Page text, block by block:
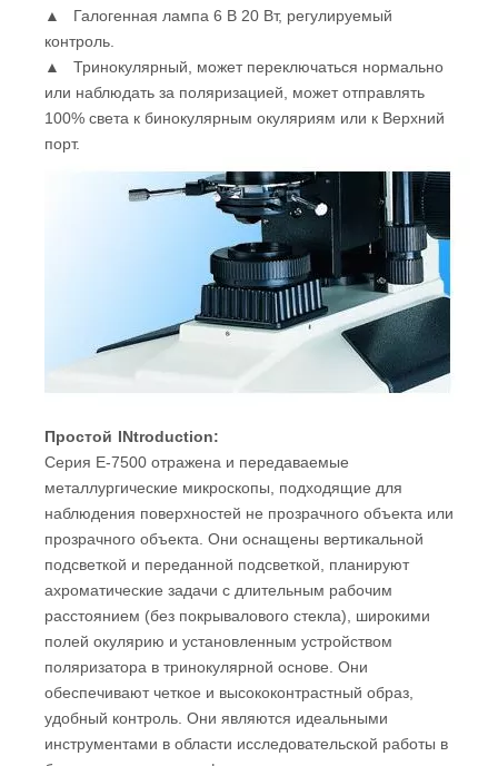
▲ Галогенная лампа 6 В 20 Вт, регулируемый
контроль.
▲ Тринокулярный, может переключаться нормально
или наблюдать за поляризацией, может отправлять
100% света к бинокулярным окуляриям или к Верхний
порт.
Простой INtroduction:
Серия E-7500 отражена и передаваемые
металлургические микроскопы, подходящие для
наблюдения поверхностей не прозрачного объекта или
прозрачного объекта. Они оснащены вертикальной
подсветкой и переданной подсветкой, планируют
ахроматические задачи с длительным рабочим
расстоянием (без покрывалового стекла), широкими
полей окулярию и установленным устройством
поляризатора в тринокулярной основе. Они
обеспечивают четкое и высококонтрастный образ,
удобный контроль. Они являются идеальными
инструментами в области исследовательской работы в